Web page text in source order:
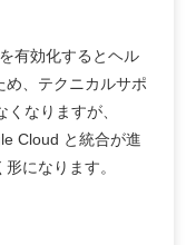
有効化するとヘル
め、テクニカルサポ
なりますが、
Cloud と統合が進
になります。